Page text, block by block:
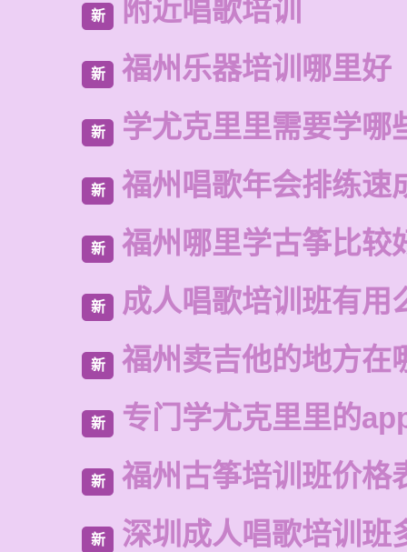
新 附近唱歌培训
新 福州乐器培训哪里好
新 学尤克里里需要学哪
新 福州唱歌年会排练速
新 福州哪里学古筝比较
新 成人唱歌培训班有用
新 福州卖吉他的地方在
新 专门学尤克里里的
新 福州古筝培训班价格
新 深圳成人唱歌培训班